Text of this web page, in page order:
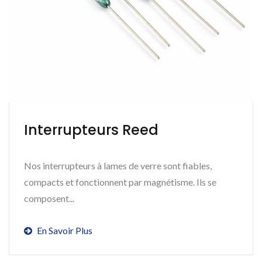
Interrupteurs Reed
Nos interrupteurs à lames de verre sont fiables,
compacts et fonctionnent par magnétisme. Ils se
composent...
En Savoir Plus